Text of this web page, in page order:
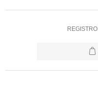
REGISTRO